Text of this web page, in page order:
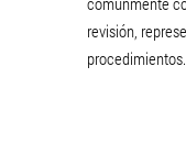
revisión,